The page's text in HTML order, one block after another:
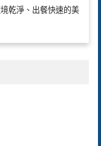
乾淨、出餐快速的美